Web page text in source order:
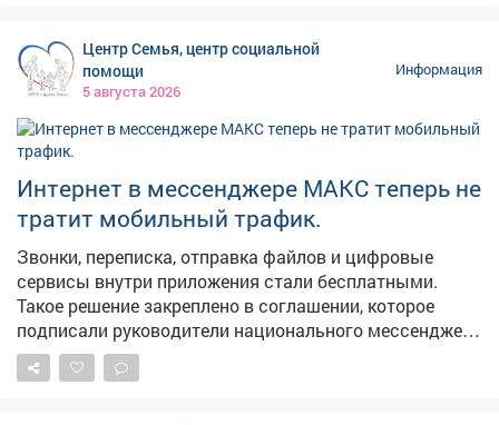
максимальные результаты в виде молодежных
центров, социальных учреждений, культурных и
образовательных площадок. Каждая новая точка
инвестиция в будущее. У ребят появляется больше
возможностей для самореализации, они могут
активнее включаться в жизнь своих городов и
поселков. Тем самым - связывают свое будущее с
Кузбассом. В следующем году откроем такое же
пространство в Киселевске.
Центр Семья, центр социальной
помощи
5 августа 2026
Информация
Интернет в мессенджере МАКС теперь не
тратит мобильный трафик.
Звонки, переписка, отправка файлов и цифровые
сервисы внутри приложения стали бесплатными.
Такое решение закреплено в соглашении, которое
подписали руководители национального мессенджера
и крупнейших операторов связи.